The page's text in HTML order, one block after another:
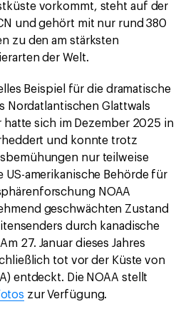
vorkommt, steht auf der
und gehört mit nur rund 380
zu den am stärksten
der Welt.
Beispiel für die dramatische
Nordatlantischen Glattwals
hatte sich im Dezember 2025 in
und konnte trotz
nur teilweise
US-amerikanische Behörde für
NOAA
geschwächten Zustand
durch kanadische
27. Januar dieses Jahres
tot vor der Küste von
entdeckt. Die NOAA stellt
zur Verfügung.